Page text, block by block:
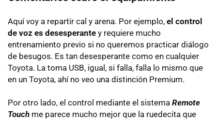
Aquí voy a repartir cal y arena. Por ejemplo, el control
de voz es desesperante y requiere mucho
entrenamiento previo si no queremos practicar diálogo
de besugos. Es tan desesperante como en cualquier
Toyota. La toma USB, igual, si falla, falla lo mismo que
en un Toyota, ahí no veo una distinción Premium.
Por otro lado, el control mediante el sistema Remote
Touch me parece mucho mejor que la ruedecita que